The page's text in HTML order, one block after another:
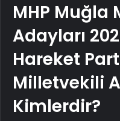
MHP Muğla
Adayları
Hareket
Milletvekili
Kimlerdir?